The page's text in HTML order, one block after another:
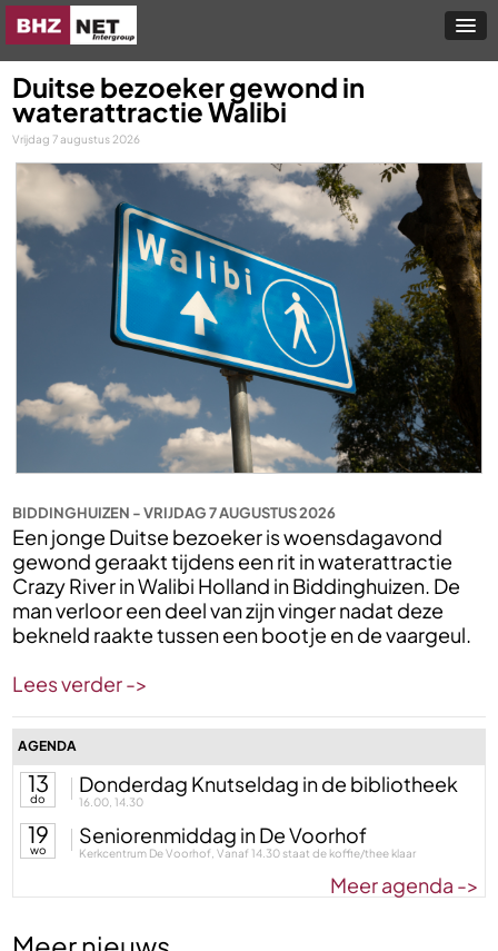
Duitse bezoeker gewond in
waterattractie Walibi
Vrijdag 7 augustus 2026
BIDDINGHUIZEN - VRIJDAG 7 AUGUSTUS 2026
Een jonge Duitse bezoeker is woensdagavond
gewond geraakt tijdens een rit in waterattractie
Crazy River in Walibi Holland in Biddinghuizen. De
man verloor een deel van zijn vinger nadat deze
bekneld raakte tussen een bootje en de vaargeul.
Lees verder ->
AGENDA
13
do
Donderdag Knutseldag in de bibliotheek
16.00, 14.30
19
wo
Seniorenmiddag in De Voorhof
Kerkcentrum De Voorhof, Vanaf 14.30 staat de koffie/thee klaar
Meer agenda ->